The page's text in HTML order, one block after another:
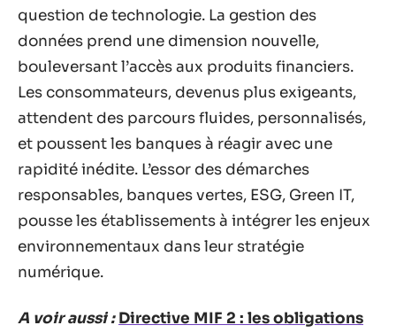
question de technologie. La gestion des
données prend une dimension nouvelle,
bouleversant l’accès aux produits financiers.
Les consommateurs, devenus plus exigeants,
attendent des parcours fluides, personnalisés,
et poussent les banques à réagir avec une
rapidité inédite. L’essor des démarches
responsables, banques vertes, ESG, Green IT,
pousse les établissements à intégrer les enjeux
environnementaux dans leur stratégie
numérique.
A voir aussi : Directive MIF 2 : les obligations